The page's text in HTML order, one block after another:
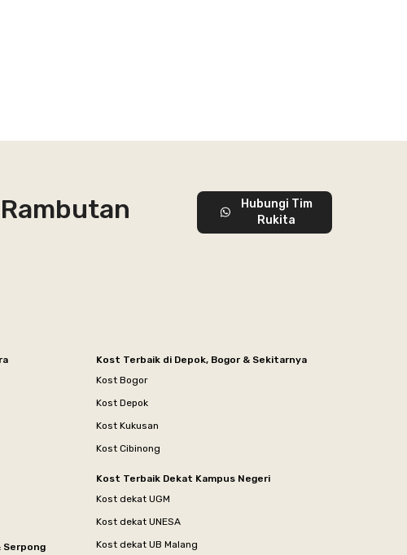
Hubungi Tim
Rukita
Serpong
Kost Terbaik di Depok, Bogor & Sekitarnya
Kost Bogor
Kost Depok
Kost Kukusan
Kost Cibinong
Kost Terbaik Dekat Kampus Negeri
Kost dekat UGM
Kost dekat UNESA
Kost dekat UB Malang